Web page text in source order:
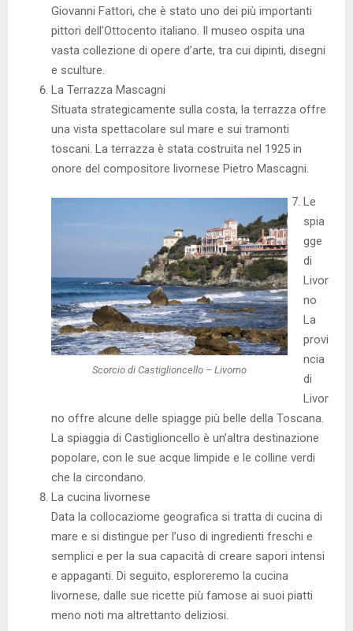
Giovanni Fattori, che è stato uno dei più importanti
pittori dell’Ottocento italiano. Il museo ospita una
vasta collezione di opere d’arte, tra cui dipinti, disegni
e sculture.
La Terrazza Mascagni
Situata strategicamente sulla costa, la terrazza offre
una vista spettacolare sul mare e sui tramonti
toscani. La terrazza è stata costruita nel 1925 in
onore del compositore livornese Pietro Mascagni.
Scorcio di Castiglioncello – Livorno
Le
spia
gge
di
Livor
no
La
provi
ncia
di
Livor
no offre alcune delle spiagge più belle della Toscana.
La spiaggia di Castiglioncello è un’altra destinazione
popolare, con le sue acque limpide e le colline verdi
che la circondano.
La cucina livornese
Data la collocaziome geografica si tratta di cucina di
mare e si distingue per l’uso di ingredienti freschi e
semplici e per la sua capacità di creare sapori intensi
e appaganti. Di seguito, esploreremo la cucina
livornese, dalle sue ricette più famose ai suoi piatti
meno noti ma altrettanto deliziosi.